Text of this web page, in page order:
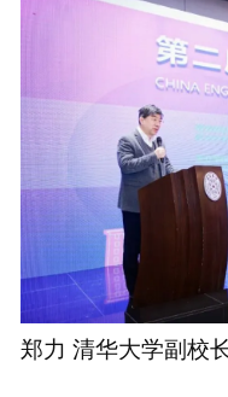
郑力 清华大学副校